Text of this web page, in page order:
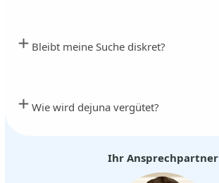
Bleibt meine Suche diskret?
Wie wird dejuna vergütet?
Ihr Ansprechpartner